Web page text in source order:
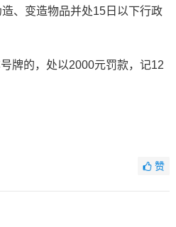
、变造物品并处15日以下行政
牌的，处以2000元罚款，记12
赞